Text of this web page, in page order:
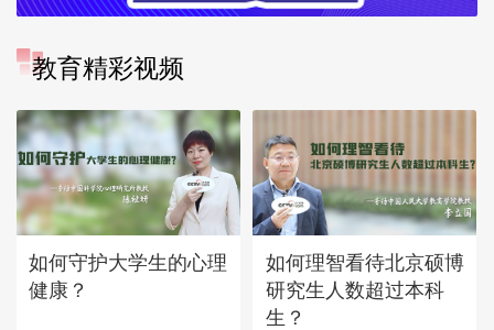
教育精彩视频
如何守护大学生的心理
健康？
如何理智看待北京硕博
研究生人数超过本科
生？